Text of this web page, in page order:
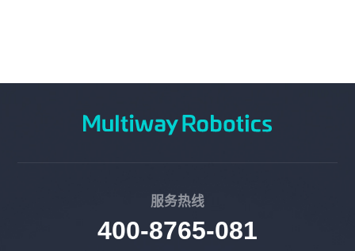
服务热线
400-8765-081